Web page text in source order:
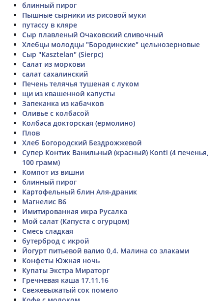
блинный пирог
Пышные сырники из рисовой муки
путассу в кляре
Сыр плавленый Очаковский сливочный
Хлебцы молодцы "Бородинские" цельнозерновые
Сыр "Kasztelan" (Sierpc)
Салат из моркови
салат сахалинский
Печень телячья тушеная с луком
щи из квашенной капусты
Запеканка из кабачков
Оливье с колбасой
Колбаса докторская (ермолино)
Плов
Хлеб Богородский Бездрожжевой
Супер Контик Ванильный (красный) Konti (4 печенья,
100 грамм)
Компот из вишни
блинный пирог
Картофельный блин Аля-драник
Магнелис В6
Имитированная икра Русалка
Мой салат (Капуста с огурцом)
Смесь сладкая
бутерброд с икрой
Йогурт питьевой валио 0,4. Малина со злаками
Конфеты Южная ночь
Купаты Экстра Мираторг
Гречневая каша 17.11.16
Свежевыжатый сок помело